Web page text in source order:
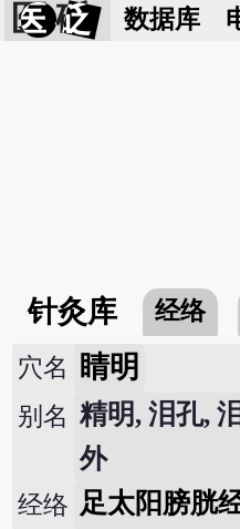
医 砭 数据库
针灸库 经络
穴名 睛明
别名 精明, 泪孔,
外
经络 足太阳膀胱